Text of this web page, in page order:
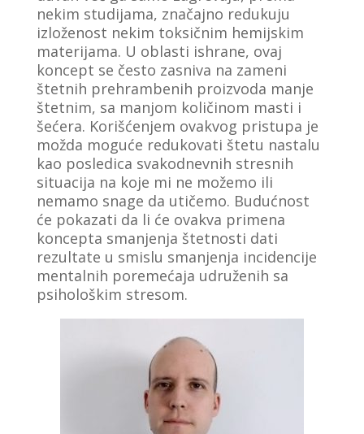
nekim studijama, značajno redukuju
izloženost nekim toksičnim hemijskim
materijama. U oblasti ishrane, ovaj
koncept se često zasniva na zameni
štetnih prehrambenih proizvoda manje
štetnim, sa manjom količinom masti i
šećera. Korišćenjem ovakvog pristupa je
možda moguće redukovati štetu nastalu
kao posledica svakodnevnih stresnih
situacija na koje mi ne možemo ili
nemamo snage da utičemo. Budućnost
će pokazati da li će ovakva primena
koncepta smanjenja štetnosti dati
rezultate u smislu smanjenja incidencije
mentalnih poremećaja udruženih sa
psihološkim stresom.